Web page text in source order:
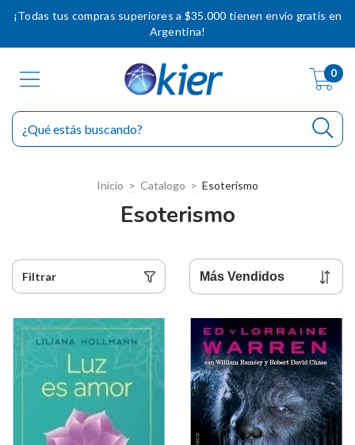
¡Todas tus compras superiores a $35.000 tienen envío gratis en
Argentina!
0
Inicio > Catalogo > Esoterismo
Esoterismo
Filtrar